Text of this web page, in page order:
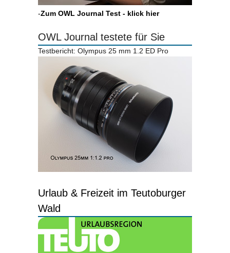
-Zum OWL Journal Test - klick hier
OWL Journal testete für Sie
Testbericht: Olympus 25 mm 1.2 ED Pro
Urlaub & Freizeit im Teutoburger
Wald